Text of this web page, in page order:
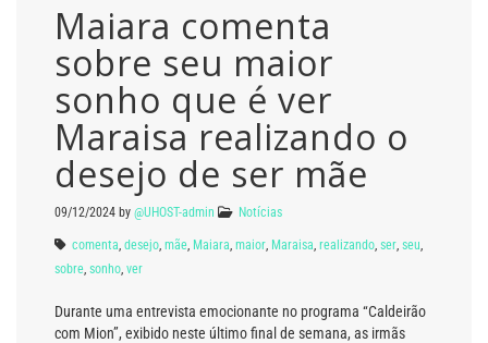
Maiara comenta
sobre seu maior
sonho que é ver
Maraisa realizando o
desejo de ser mãe
09/12/2024 by @UHOST-admin Notícias
comenta desejo mãe Maiara maior Maraisa realizando ser seu
sobre sonho ver
Durante uma entrevista emocionante no programa “Caldeirão
com Mion”, exibido neste último final de semana, as irmãs